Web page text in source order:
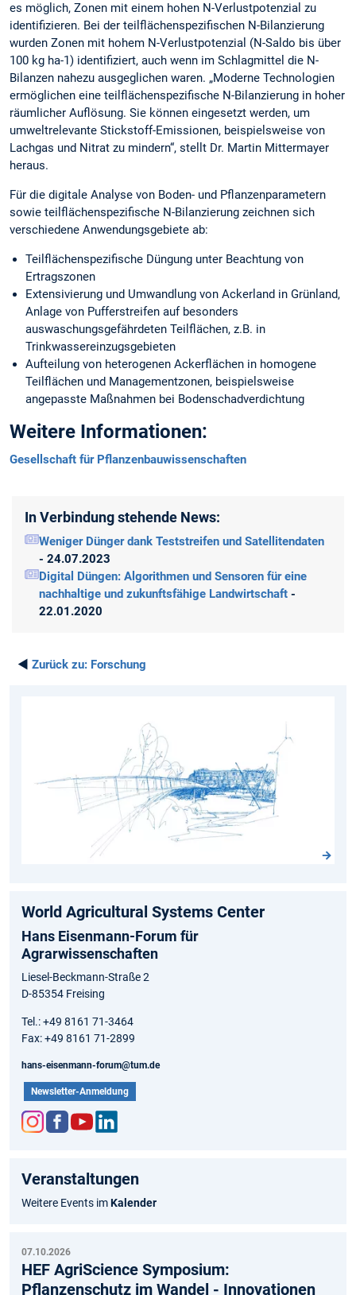
es möglich, Zonen mit einem hohen N-Verlustpotenzial zu
identifizieren. Bei der teilflächenspezifischen N-Bilanzierung
wurden Zonen mit hohem N-Verlustpotenzial (N-Saldo bis über
100 kg ha-1) identifiziert, auch wenn im Schlagmittel die N-
Bilanzen nahezu ausgeglichen waren. „Moderne Technologien
ermöglichen eine teilflächenspezifische N-Bilanzierung in hoher
räumlicher Auflösung. Sie können eingesetzt werden, um
umweltrelevante Stickstoff-Emissionen, beispielsweise von
Lachgas und Nitrat zu mindern“, stellt Dr. Martin Mittermayer
heraus.
Für die digitale Analyse von Boden- und Pflanzenparametern
sowie teilflächenspezifische N-Bilanzierung zeichnen sich
verschiedene Anwendungsgebiete ab:
Teilflächenspezifische Düngung unter Beachtung von
Ertragszonen
Extensivierung und Umwandlung von Ackerland in Grünland,
Anlage von Pufferstreifen auf besonders
auswaschungsgefährdeten Teilflächen, z.B. in
Trinkwassereinzugsgebieten
Aufteilung von heterogenen Ackerflächen in homogene
Teilflächen und Managementzonen, beispielsweise
angepasste Maßnahmen bei Bodenschadverdichtung
Weitere Informationen:
Gesellschaft für Pflanzenbauwissenschaften
In Verbindung stehende News:
Weniger Dünger dank Teststreifen und Satellitendaten
- 24.07.2023
Digital Düngen: Algorithmen und Sensoren für eine
nachhaltige und zukunftsfähige Landwirtschaft -
22.01.2020
◄ Zurück zu: Forschung
World Agricultural Systems Center
Hans Eisenmann-Forum für
Agrarwissenschaften
Liesel-Beckmann-Straße 2
D-85354 Freising
Tel.: +49 8161 71-3464
Fax: +49 8161 71-2899
hans-eisenmann-forum@tum.de
Newsletter-Anmeldung
am
ok
e
Veranstaltungen
Weitere Events imKalender
07.10.2026
HEF AgriScience Symposium:
Pflanzenschutz im Wandel - Innovationen